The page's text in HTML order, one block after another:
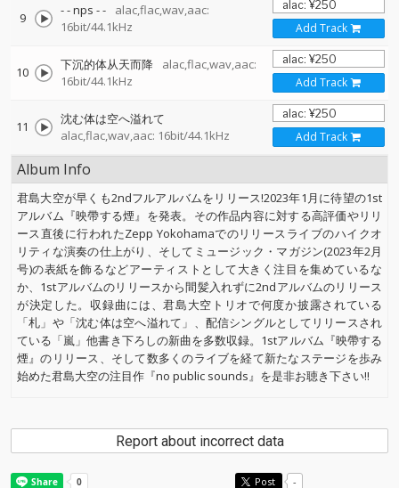
9 - - nps - -
alac,flac,wav,aac:
16bit/44.1kHz
Add Track
10 下沉的体从天而降
alac,flac,wav,aac:
16bit/44.1kHz
Add Track
11
沈む体は空へ溢れて
alac,flac,wav,aac: 16bit/44.1kHz
Add Track
Album Info
君島大空が早くも2ndフルアルバムをリリース!2023年1月に待望の1st
アルバム『映帶する煙』を発表。その作品内容に対する高評価やリリ
ース直後に行われたZepp Yokohamaでのリリースライブのハイクオ
リティな演奏の仕上がり、そしてミュージック・マガジン(2023年2月
号)の表紙を飾るなどアーティストとして大きく注目を集めているな
か、1stアルバムのリリースから間髪入れずに2ndアルバムのリリース
が決定した。収録曲には、君島大空トリオで何度か披露されている
「札」や「沈む体は空へ溢れて」、配信シングルとしてリリースされ
ている「嵐」他書き下ろしの新曲を多数収録。1stアルバム『映帶する
煙』のリリース、そして数多くのライブを経て新たなステージを歩み
始めた君島大空の注目作『no public sounds』を是非お聴き下さい!!
Report about incorrect data
Post -